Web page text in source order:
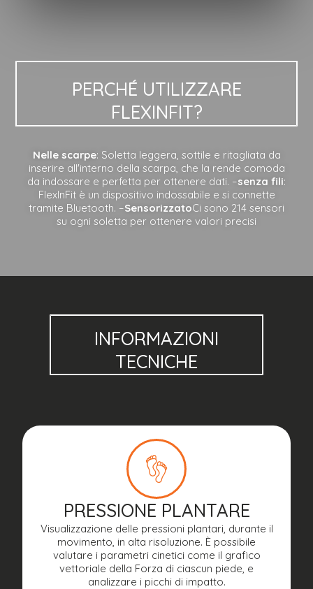
PERCHÉ UTILIZZARE
FLEXINFIT?
Nelle scarpe: Soletta leggera, sottile e ritagliata da
inserire all'interno della scarpa, che la rende comoda
da indossare e perfetta per ottenere dati. –senza fili:
FlexInFit è un dispositivo indossabile e si connette
tramite Bluetooth. –SensorizzatoCi sono 214 sensori
su ogni soletta per ottenere valori precisi
INFORMAZIONI
TECNICHE
PRESSIONE PLANTARE
Visualizzazione delle pressioni plantari, durante il
movimento, in alta risoluzione. È possibile
valutare i parametri cinetici come il grafico
vettoriale della Forza di ciascun piede, e
analizzare i picchi di impatto.